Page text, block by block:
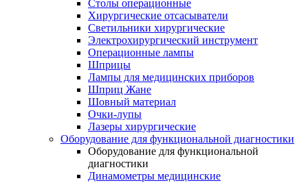
Столы операционные
Хирургические отсасыватели
Светильники хирургические
Электрохирургический инструмент
Операционные лампы
Шприцы
Лампы для медицинских приборов
Шприц Жане
Шовный материал
Очки-лупы
Лазеры хирургические
Оборудование для функциональной диагностики
Оборудование для функциональной
диагностики
Динамометры медицинские